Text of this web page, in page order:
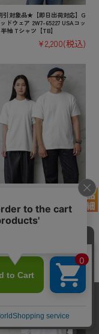
引対象品★【即日出荷対応】G
ドウェア 2W7-65227 USAコッ
袖 Tシャツ【TB】
¥2,200(税込)
引対象品★【即日出荷対応】H
SHIRO クルーネック 半袖 T
【TB】